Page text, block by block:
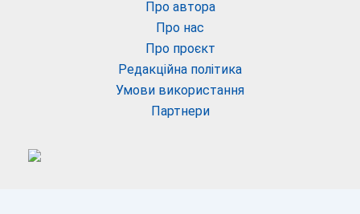
Про автора
Про нас
Про проєкт
Редакційна політика
Умови використання
Партнери